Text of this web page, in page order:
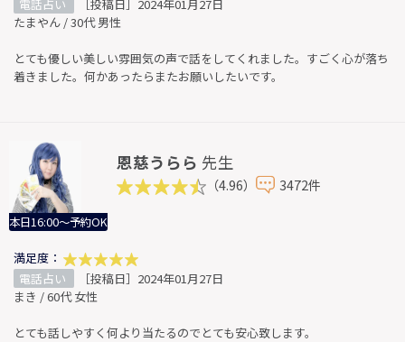
電話占い
［投稿日］2024年01月27日
たまやん / 30代 男性
とても優しい美しい雰囲気の声で話をしてくれました。すごく心が落ち
着きました。何かあったらまたお願いしたいです。
本日16:00～予約OK
恩慈うらら 先生
（4.96） 3472件
満足度：
電話占い
［投稿日］2024年01月27日
まき / 60代 女性
とても話しやすく何より当たるのでとても安心致します。